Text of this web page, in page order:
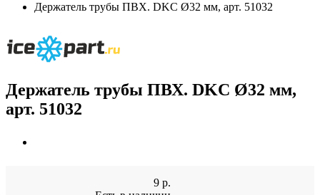
Держатель трубы ПВХ. DKC Ø32 мм, арт. 51032
Держатель трубы ПВХ. DKC Ø32 мм,
арт. 51032
9 р.